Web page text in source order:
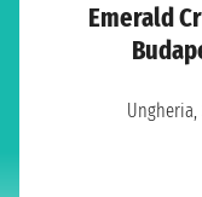
Emerald